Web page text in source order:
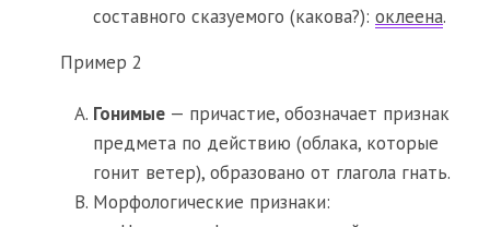
составного сказуемого (какова?): оклеена.
Пример 2
Гонимые — причастие, обозначает признак
предмета по действию (облака, которые
гонит ветер), образовано от глагола гнать.
Морфологические признаки: